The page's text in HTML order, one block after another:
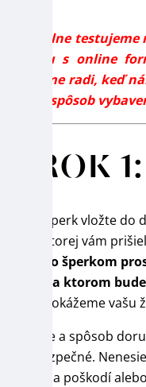
Aktuálne
tovaru s online
Budeme radi, keď
tento spôsob
KROK 1:
Šperk vložte do
ktorej vám
So šperkom
na ktorom
dokážeme
Balenie a spôsob
byť bezpečné.
ktoré sa poškodí